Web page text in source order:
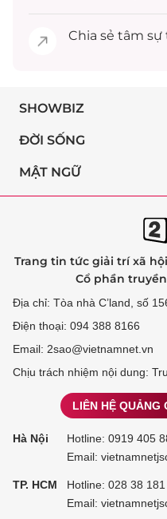
Chia sẻ tâm sự
SHOWBIZ
ĐỜI SỐNG
MẬT NGỮ
Trang tin tức giải trí xã
Cổ phần
Địa chỉ: Tòa nhà C’land, số
Điện thoại: 094 388 8166
Email: 2sao@vietnamnet.vn
Chịu trách nhiệm nội dung:
LIÊN HỆ QUẢNG
Hà Nội Hotline: 0919 405
Email:
TP. HCM Hotline: 028 38
Email: